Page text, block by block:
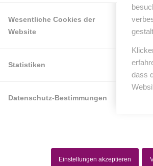
Wesentliche Cookies der
Website
Statistiken
Datenschutz-Bestimmungen
dass
Einstellungen akzeptieren
Hinterlasse
Hinterlasse uns deinen